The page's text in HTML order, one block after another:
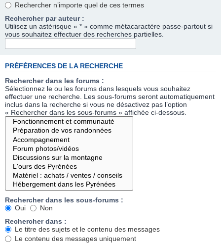
Rechercher n’importe quel de ces termes
Rechercher par auteur :
Utilisez un astérisque « * » comme métacaractère passe-partout si
vous souhaitez effectuer des recherches partielles.
PRÉFÉRENCES DE LA RECHERCHE
Rechercher dans les forums :
Sélectionnez le ou les forums dans lesquels vous souhaitez
effectuer une recherche. Les sous-forums seront automatiquement
inclus dans la recherche si vous ne désactivez pas l’option
« Rechercher dans les sous-forums » affichée ci-dessous.
Rechercher dans les sous-forums :
Oui
Non
Rechercher dans :
Le titre des sujets et le contenu des messages
Le contenu des messages uniquement